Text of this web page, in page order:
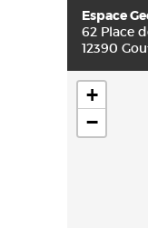
Espace
62 Place
12390
+
−